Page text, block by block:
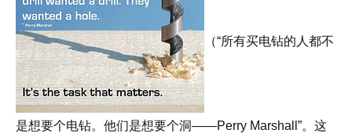
（“所有买电钻的人都不
是想要个电钻。他们是想要个洞——Perry Marshall”。这